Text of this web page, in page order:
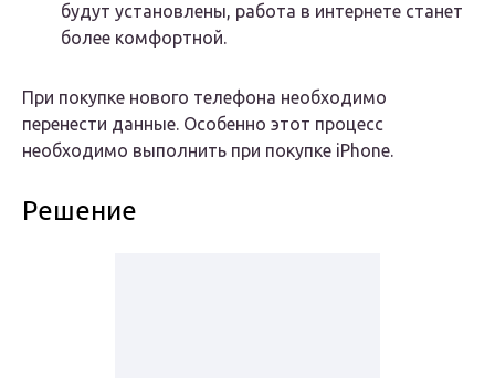
будут установлены, работа в интернете станет
более комфортной.
При покупке нового телефона необходимо
перенести данные. Особенно этот процесс
необходимо выполнить при покупке iPhone.
Решение